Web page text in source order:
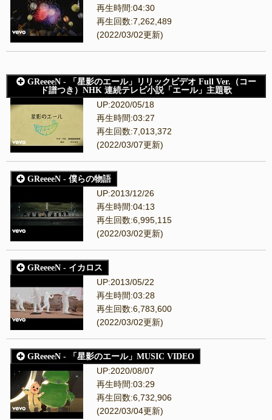
再生時間:04:30
再生回数:7,262,489
(2022/03/02更新)
GReeeeN - 「星影のエール」リリックビデオ Full Ver.（コー
ド譜つき）NHK 連続テレビ小説「エール」主題歌
UP:2020/05/18
再生時間:03:27
再生回数:7,013,372
(2022/03/07更新)
GReeeeN - 僕らの物語
UP:2013/12/26
再生時間:04:13
再生回数:6,995,115
(2022/03/02更新)
GReeeeN - イカロス
UP:2013/05/22
再生時間:03:28
再生回数:6,783,600
(2022/03/02更新)
GReeeeN - 「星影のエール」MUSIC VIDEO
UP:2020/08/07
再生時間:03:29
再生回数:6,732,906
(2022/03/04更新)